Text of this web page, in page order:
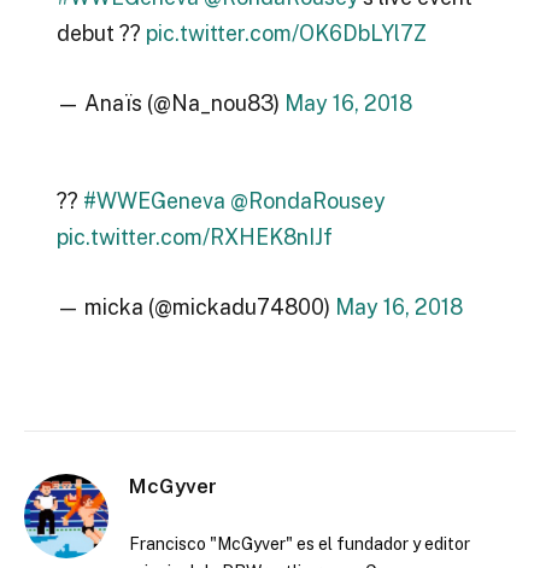
debut ?? pic.twitter.com/OK6DbLYl7Z
— Anaïs (@Na_nou83) May 16, 2018
?? #WWEGeneva @RondaRousey
pic.twitter.com/RXHEK8nIJf
— micka (@mickadu74800) May 16, 2018
McGyver
Francisco "McGyver" es el fundador y editor